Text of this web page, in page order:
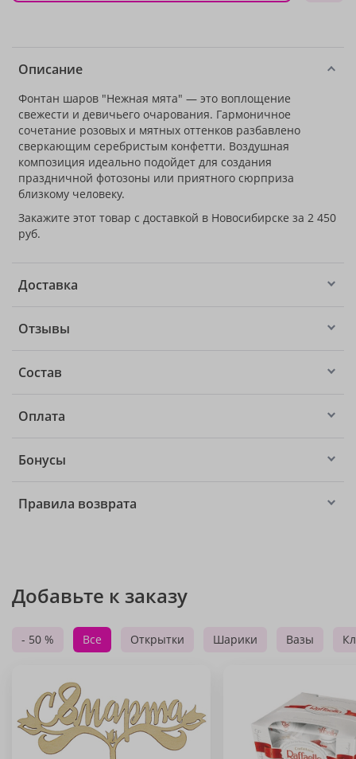
Описание
Фонтан шаров "Нежная мята" — это воплощение
свежести и девичьего очарования. Гармоничное
сочетание розовых и мятных оттенков разбавлено
сверкающим серебристым конфетти. Воздушная
композиция идеально подойдет для создания
праздничной фотозоны или приятного сюрприза
близкому человеку.
Закажите этот товар с доставкой в Новосибирске за 2 450
руб.
Доставка
Отзывы
Состав
Оплата
Бонусы
Правила возврата
Добавьте к заказу
- 50 % Все Открытки Шарики Вазы